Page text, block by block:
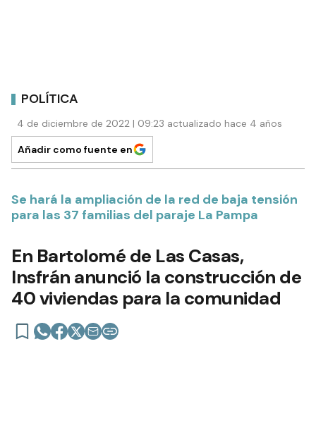
POLÍTICA
4 de diciembre de 2022 | 09:23 actualizado hace 4 años
Añadir como fuente en
Se hará la ampliación de la red de baja tensión
para las 37 familias del paraje La Pampa
En Bartolomé de Las Casas,
Insfrán anunció la construcción de
40 viviendas para la comunidad